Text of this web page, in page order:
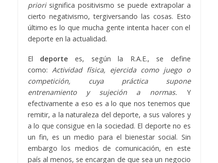
priorisignifica positivismo se puede extrapolar a
cierto negativismo, tergiversando las cosas. Esto
último es lo que mucha gente intenta hacer con el
deporte en la actualidad.
El deporte es, según la R.A.E., se define
como: Actividad física, ejercida como juego o
competición, cuya práctica supone
entrenamiento y sujeción a normas. Y
efectivamente a eso es a lo que nos tenemos que
remitir, a la naturaleza del deporte, a sus valores y
a lo que consigue en la sociedad. El deporte no es
un fin, es un medio para el bienestar social. Sin
embargo los medios de comunicación, en este
país al menos, se encargan de que sea un negocio